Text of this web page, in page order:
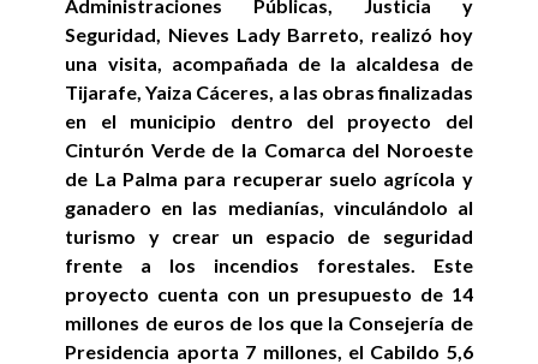
Administraciones Públicas, Justicia y
Seguridad, Nieves Lady Barreto, realizó hoy
una visita, acompañada de la alcaldesa de
Tijarafe, Yaiza Cáceres, a las obras finalizadas
en el municipio dentro del proyecto del
Cinturón Verde de la Comarca del Noroeste
de La Palma para recuperar suelo agrícola y
ganadero en las medianías, vinculándolo al
turismo y crear un espacio de seguridad
frente a los incendios forestales. Este
proyecto cuenta con un presupuesto de 14
millones de euros de los que la Consejería de
Presidencia aporta 7 millones, el Cabildo 5,6